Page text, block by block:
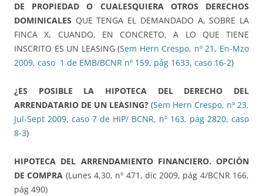
DE PROPIEDAD O CUALESQUIERA OTROS DERECHOS
DOMINICALES QUE TENGA EL DEMANDADO A, SOBRE LA
FINCA X, CUANDO, EN CONCRETO, A LO QUE TIENE
INSCRITO ES UN LEASING (Sem Hern Crespo, nº 21, En-Mzo
2009, caso 1 de EMB/BCNR nº 159, pág 1633, caso 16-2)
¿ES POSIBLE LA HIPOTECA DEL DERECHO DEL
ARRENDATARIO DE UN LEASING? (Sem Hern Crespo, nº 23,
Jul-Sept 2009, caso 7 de HIP/ BCNR, nº 163, pág 2820, caso
8-3)
HIPOTECA DEL ARRENDAMIENTO FINANCIERO. OPCIÓN
DE COMPRA (Lunes 4,30, nº 471, dic 2009, pág 4/BCNR 166,
pág 490)